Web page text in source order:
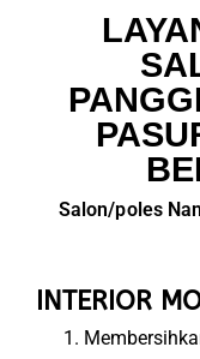
Salon/poles
INTERIOR